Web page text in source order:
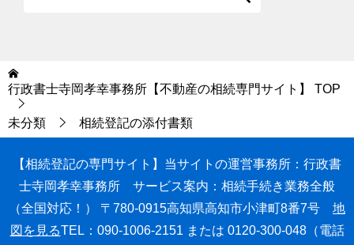
行政書士寺岡孝幸事務所【不動産の相続専門サイト】 TOP
未分類 相続登記の添付書類
【相続登記の専門サイト】 当サイトの運営事務所：行政書
士寺岡孝幸事務所 サービス案内：相続手続き業務全般
（全国対応！） 〒780-0915高知県高知市小津町8番7号 地
図を見るTEL：090-1006-2151 または 0120-300-048（電話